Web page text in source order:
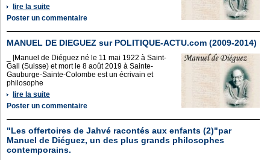
lire la suite
Poster un commentaire
MANUEL DE DIEGUEZ sur POLITIQUE-ACTU.com (2009-2014)
_ [Manuel de Diéguez né le 11 mai 1922 à Saint-
Gall (Suisse) et mort le 8 août 2019 à Sainte-
Gauburge-Sainte-Colombe est un écrivain et
philosophe
lire la suite
Poster un commentaire
"Les offertoires de Jahvé racontés aux enfants (2)"par
Manuel de Diéguez, un des plus grands philosophes
contemporains.